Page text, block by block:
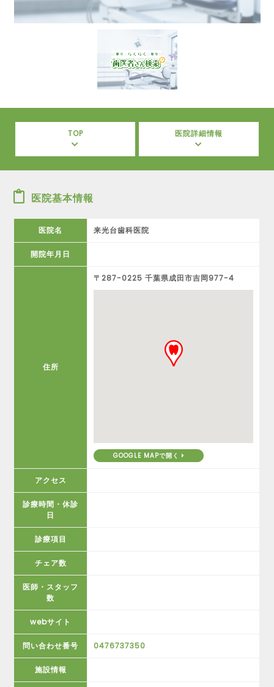
TOP 医院詳細情報
医院基本情報
医院名 来光台歯科医院
開院年月日
住所
〒287-0225 千葉県成田市吉岡977-4
GOOGLE MAPで開く
アクセス
診療時間・休診
日
診療項目
チェア数
医師・スタッフ
数
webサイト
問い合わせ番号 0476737350
施設情報